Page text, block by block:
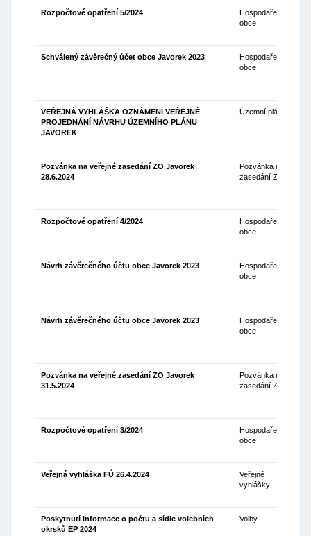
Rozpočtové opatření 5/2024
Hospodaření
obce
Schválený závěrečný účet obce Javorek 2023
Hospodaření
obce
VEŘEJNÁ VYHLÁŠKA OZNÁMENÍ VEŘEJNÉ
PROJEDNÁNÍ NÁVRHU ÚZEMNÍHO PLÁNU
JAVOREK
Územní plán
Pozvánka na veřejné zasedání ZO Javorek
28.6.2024
Pozvánka na
zasedání ZO
Rozpočtové opatření 4/2024
Hospodaření
obce
Návrh závěrečného účtu obce Javorek 2023
Hospodaření
obce
Návrh závěrečného účtu obce Javorek 2023
Hospodaření
obce
Pozvánka na veřejné zasedání ZO Javorek
31.5.2024
Pozvánka na
zasedání ZO
Rozpočtové opatření 3/2024
Hospodaření
obce
Veřejná vyhláška FÚ 26.4.2024
Veřejné
vyhlášky
Poskytnutí informace o počtu a sídle volebních
okrsků EP 2024
Volby